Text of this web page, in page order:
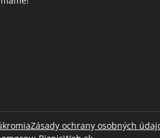
Zásady ochrany osobných